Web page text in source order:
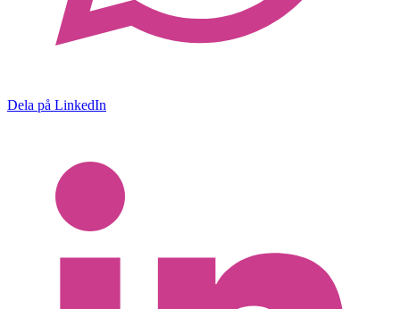
Dela på LinkedIn